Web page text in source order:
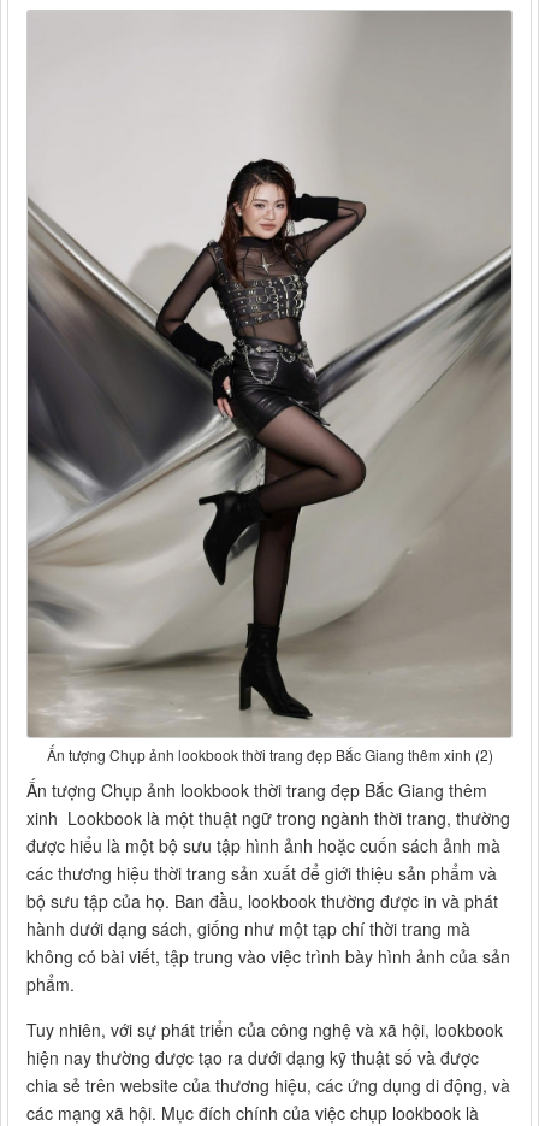
Ấn tượng Chụp ảnh lookbook thời trang đẹp Bắc Giang thêm xinh (2)
Ấn tượng Chụp ảnh lookbook thời trang đẹp Bắc Giang thêm
xinh Lookbook là một thuật ngữ trong ngành thời trang, thường
được hiểu là một bộ sưu tập hình ảnh hoặc cuốn sách ảnh mà
các thương hiệu thời trang sản xuất để giới thiệu sản phẩm và
bộ sưu tập của họ. Ban đầu, lookbook thường được in và phát
hành dưới dạng sách, giống như một tạp chí thời trang mà
không có bài viết, tập trung vào việc trình bày hình ảnh của sản
phẩm.
Tuy nhiên, với sự phát triển của công nghệ và xã hội, lookbook
hiện nay thường được tạo ra dưới dạng kỹ thuật số và được
chia sẻ trên website của thương hiệu, các ứng dụng di động, và
các mạng xã hội. Mục đích chính của việc chụp lookbook là